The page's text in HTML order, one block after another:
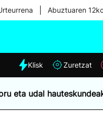
Abuztuaren
Klisk Zuretzat
eta udal